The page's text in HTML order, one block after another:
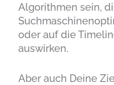
Algorithmen sein,
oder auf die
auswirken.
Aber auch Deine